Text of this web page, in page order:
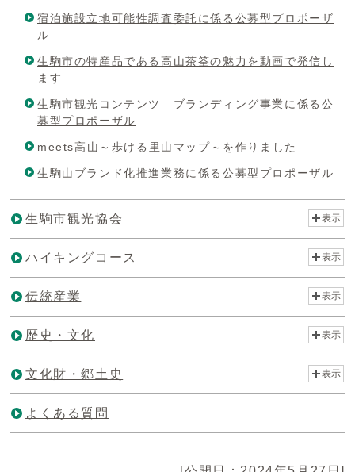
宿泊施設立地可能性調査委託に係る公募型プロポーザ
ル
生駒市の特産品である高山茶筌の魅力を動画で発信し
ます
生駒市観光コンテンツ ブランディング事業に係る公
募型プロポーザル
meets高山～歩ける里山マップ～を作りました
生駒山ブランド化推進業務に係る公募型プロポーザル
生駒市観光協会 表示
ハイキングコース 表示
伝統産業 表示
歴史・文化 表示
文化財・郷土史 表示
よくある質問